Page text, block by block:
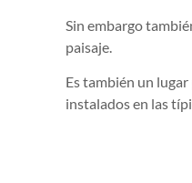
Sin embargo
paisaje.
Es también un
instalados en las